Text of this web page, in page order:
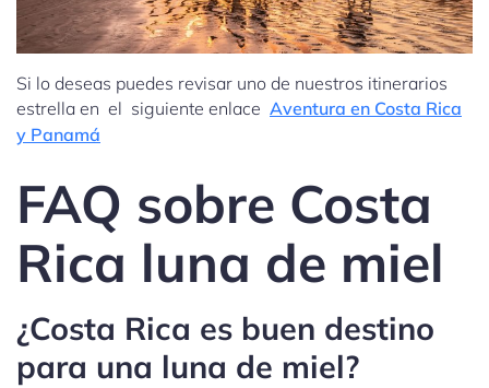
Si lo deseas puedes revisar uno de nuestros itinerarios
estrella en el siguiente enlace Aventura en Costa Rica
y Panamá
FAQ sobre Costa
Rica luna de miel
¿Costa Rica es buen destino
para una luna de miel?